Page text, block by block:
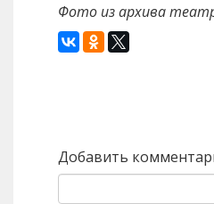
Фото из архива
Добавить